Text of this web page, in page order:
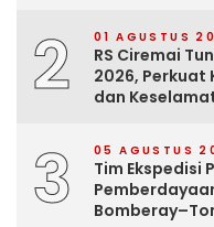
2 01 AGUSTUS
RS Ciremai
2026, Perkuat
dan
3 05 AGUSTUS
Tim Ekspedisi